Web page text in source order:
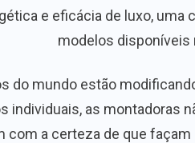
e eficácia de luxo,
modelos disponíveis
do mundo estão
individuais, as
a certeza de que